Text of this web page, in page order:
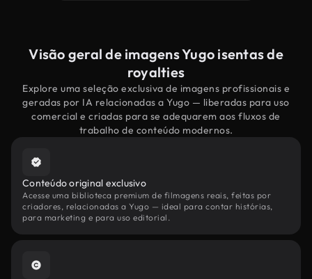
Visão geral de imagens Yugo isentas de
royalties
Explore uma seleção exclusiva de imagens profissionais e
geradas por IA relacionadas a Yugo — liberadas para uso
comercial e criadas para se adequarem aos fluxos de
trabalho de conteúdo modernos.
Conteúdo original exclusivo
Acesse uma biblioteca premium de filmagens reais, feitas por
criadores, relacionadas a Yugo — ideal para contar histórias,
para marketing e para uso editorial.